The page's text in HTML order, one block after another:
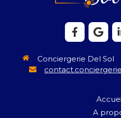
Conciergerie Del Sol
A